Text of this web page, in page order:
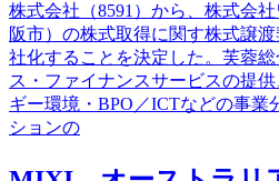
株式会社（8591）から、株式会
阪市）の株式取得に関す株式譲
社化することを決定した。芙蓉
ス・ファイナンスサービスの提
ギー環境・BPO／ICTなどの事業
ションの